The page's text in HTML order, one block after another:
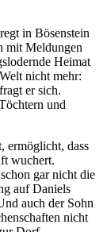
in Bösenstein
mit Meldungen
Heimat
nicht mehr:
er sich.
und
ermöglicht, dass
wuchert.
gar nicht die
auf Daniels
auch der Sohn
nicht